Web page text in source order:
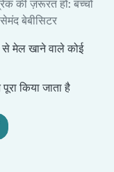
की ज़रूरत हो: बच्चों
बेबीसिटर
मेल खाने वाले कोई
किया जाता है